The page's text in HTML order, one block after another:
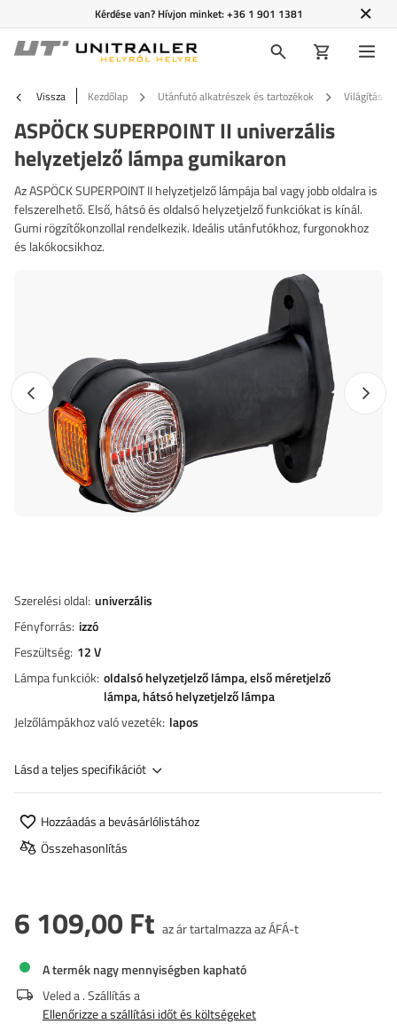
Kérdése van? Hívjon minket:+36 1 901 1381
Vissza Kezdőlap Utánfutó alkatrészek és tartozékok Világítás
ASPÖCK SUPERPOINT II univerzális
helyzetjelző lámpa gumikaron
Az ASPÖCK SUPERPOINT II helyzetjelző lámpája bal vagy jobb oldalra is
felszerelhető. Első, hátsó és oldalsó helyzetjelző funkciókat is kínál.
Gumi rögzítőkonzollal rendelkezik. Ideális utánfutókhoz, furgonokhoz
és lakókocsikhoz.
Előző fotó
Szerelési oldal univerzális
Fényforrás izzó
Feszültség 12 V
Lámpa funkciók oldalsó helyzetjelző lámpa első méretjelző
lámpa hátsó helyzetjelző lámpa
Jelzőlámpákhoz való vezeték lapos
Lásd a teljes specifikációt
Hozzáadás a bevásárlólistához
Összehasonlítás
6 109,00 Ft az ár tartalmazza az ÁFÁ-t
A termék nagy mennyiségben kapható
Veled a. Szállítás a
Ellenőrizze a szállítási időt és költségeket